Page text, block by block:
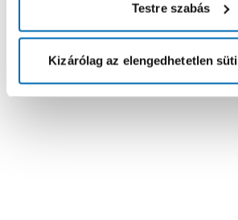
Testre szabás
Kizárólag az elengedhetetlen